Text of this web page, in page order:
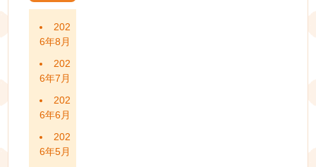
202
6年8月
202
6年7月
202
6年6月
202
6年5月